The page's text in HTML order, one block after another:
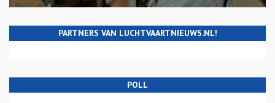
PARTNERS VAN LUCHTVAARTNIEUWS.NL!
POLL